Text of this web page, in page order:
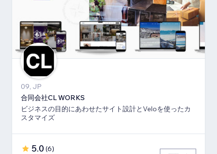
09, JP
合同会社CL WORKS
ビジネスの目的にあわせたサイト設計とVeloを使ったカ
スタマイズ
5.0 (6)